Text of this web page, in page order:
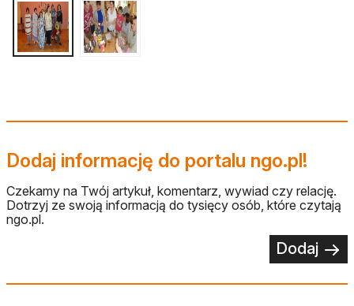
Dodaj informację do portalu ngo.pl!
Czekamy na Twój artykuł, komentarz, wywiad czy relację.
Dotrzyj ze swoją informacją do tysięcy osób, które czytają
ngo.pl.
Dodaj